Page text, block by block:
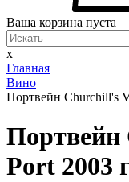
Ваша корзина пуста
x
Главная
Вино
Портвейн Churchill's
Портвейн
Port 2003